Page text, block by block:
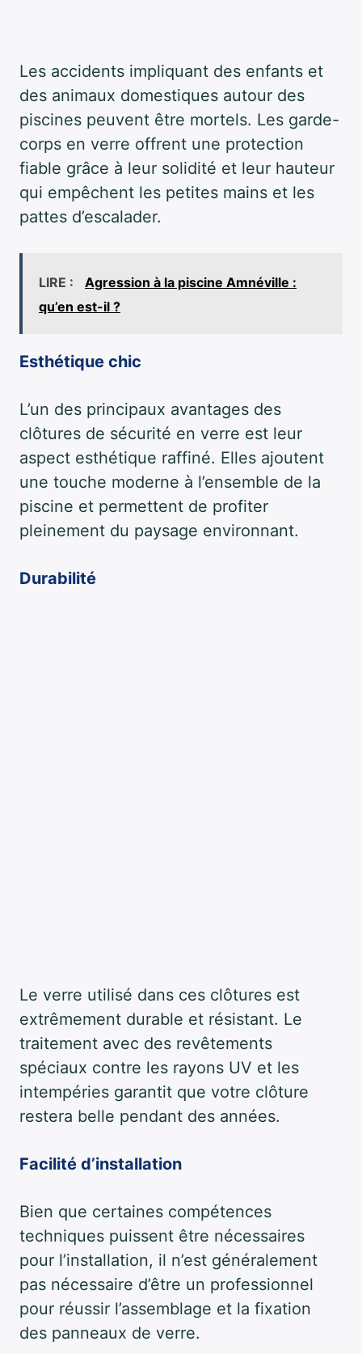
Les accidents impliquant des enfants et
des animaux domestiques autour des
piscines peuvent être mortels. Les garde-
corps en verre offrent une protection
fiable grâce à leur solidité et leur hauteur
qui empêchent les petites mains et les
pattes d’escalader.
LIRE :
Agression à la piscine Amnéville :
qu’en est-il ?
Esthétique chic
L’un des principaux avantages des
clôtures de sécurité en verre est leur
aspect esthétique raffiné. Elles ajoutent
une touche moderne à l’ensemble de la
piscine et permettent de profiter
pleinement du paysage environnant.
Durabilité
Le verre utilisé dans ces clôtures est
extrêmement durable et résistant. Le
traitement avec des revêtements
spéciaux contre les rayons UV et les
intempéries garantit que votre clôture
restera belle pendant des années.
Facilité d’installation
Bien que certaines compétences
techniques puissent être nécessaires
pour l’installation, il n’est généralement
pas nécessaire d’être un professionnel
pour réussir l’assemblage et la fixation
des panneaux de verre.